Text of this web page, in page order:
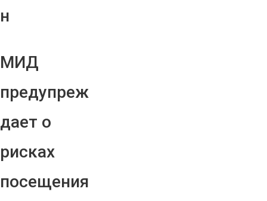
н
МИД
предупреж
дает о
рисках
посещения